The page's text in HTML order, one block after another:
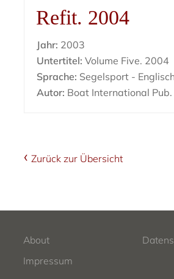
Refit. 2004
Jahr: 2003
Untertitel: Volume Five. 2004
Sprache: Segelsport -
Autor: Boat International Pub.
Zurück zur Übersicht
About
Impressum